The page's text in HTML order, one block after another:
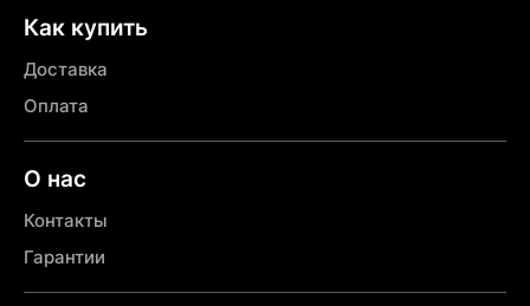
Как купить
Доставка
Оплата
О нас
Контакты
Гарантии